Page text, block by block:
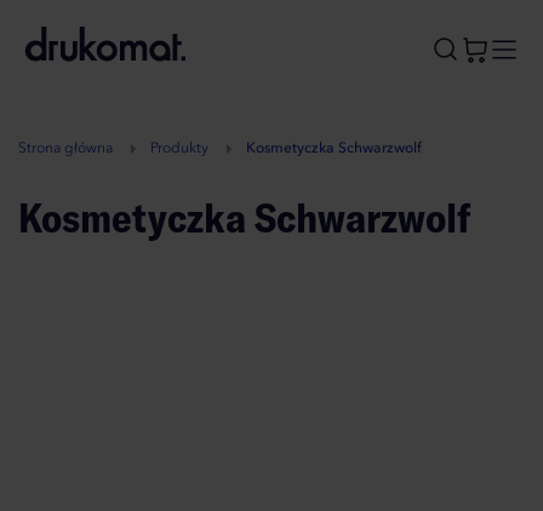
A
Strona główna Produkty Kosmetyczka Schwarzwolf
Kosmetyczka Schwarzwolf